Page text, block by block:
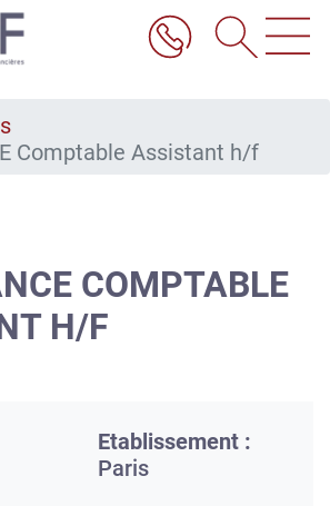
Comptable Assistant h/f
COMPTABLE
H/F
Etablissement :
Paris